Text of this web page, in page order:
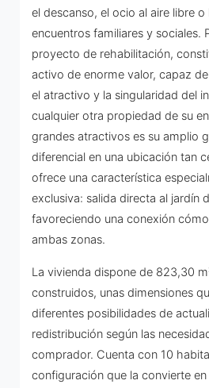
el descanso, el ocio al aire libre
encuentros familiares y sociales.
proyecto de rehabilitación,
activo de enorme valor, capaz
el atractivo y la singularidad del
cualquier otra propiedad de su
grandes atractivos es su amplio
diferencial en una ubicación tan
ofrece una característica
exclusiva: salida directa al jardín
favoreciendo una conexión
ambas zonas.
La vivienda dispone de 823,30
construidos, unas dimensiones
diferentes posibilidades de
redistribución según las
comprador. Cuenta con 10
configuración que la convierte